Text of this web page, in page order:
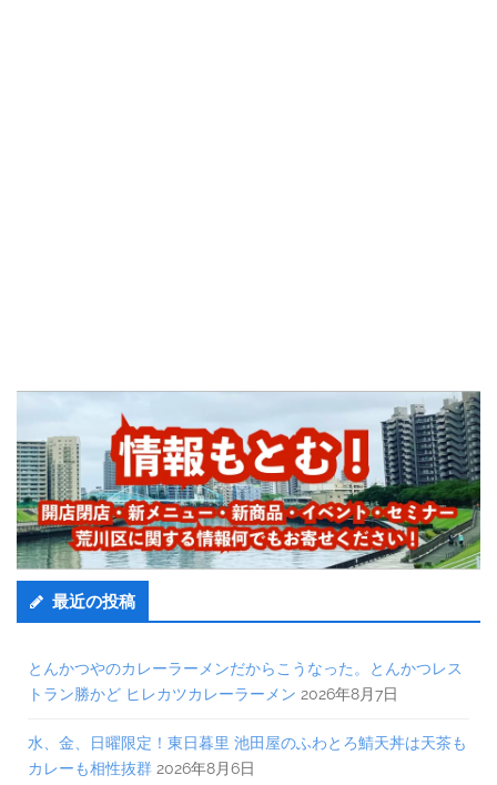
最近の投稿
とんかつやのカレーラーメンだからこうなった。とんかつレス
トラン勝かど ヒレカツカレーラーメン 2026年8月7日
水、金、日曜限定！東日暮里 池田屋のふわとろ鯖天丼は天茶も
カレーも相性抜群 2026年8月6日